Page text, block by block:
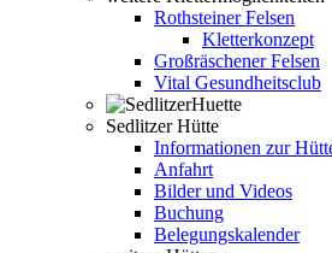
Rothsteiner Felsen
Kletterkonzept
Großräschener Felsen
Vital Gesundheitsclub
Sedlitzer Hütte
Informationen zur
Anfahrt
Bilder und Videos
Buchung
Belegungskalender